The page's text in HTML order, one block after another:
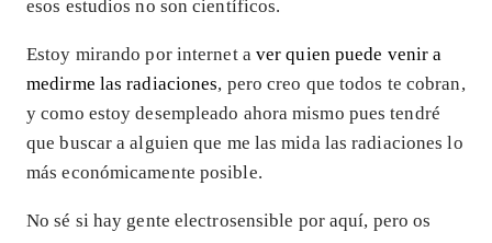
esos estudios no son científicos.
Estoy mirando por internet a ver quien puede venir a
medirme las radiaciones, pero creo que todos te cobran,
y como estoy desempleado ahora mismo pues tendré
que buscar a alguien que me las mida las radiaciones lo
más económicamente posible.
No sé si hay gente electrosensible por aquí, pero os